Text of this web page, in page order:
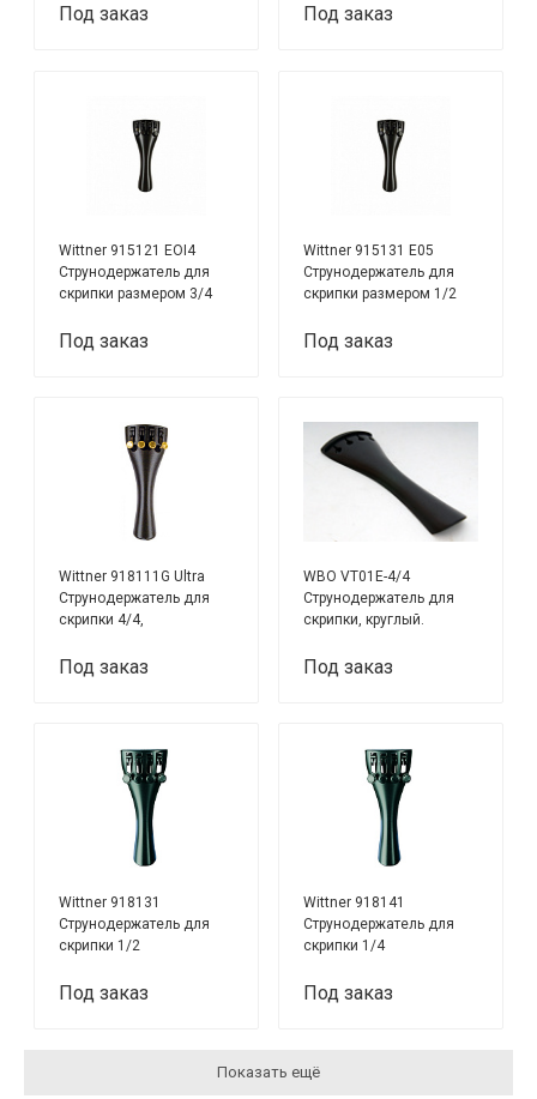
Под заказ Под заказ
Wittner 915121 EOI4
Струнодержатель для
скрипки размером 3/4
Под заказ
Wittner 915131 E05
Струнодержатель для
скрипки размером 1/2
Под заказ
Wittner 918111G Ultra
Струнодержатель для
скрипки 4/4,
позолоч. винты
Под заказ
WBO VT01E-4/4
Струнодержатель для
скрипки, круглый.
дерево.
Под заказ
Wittner 918131
Струнодержатель для
скрипки 1/2
Под заказ
Wittner 918141
Струнодержатель для
скрипки 1/4
Под заказ
Показать ещё